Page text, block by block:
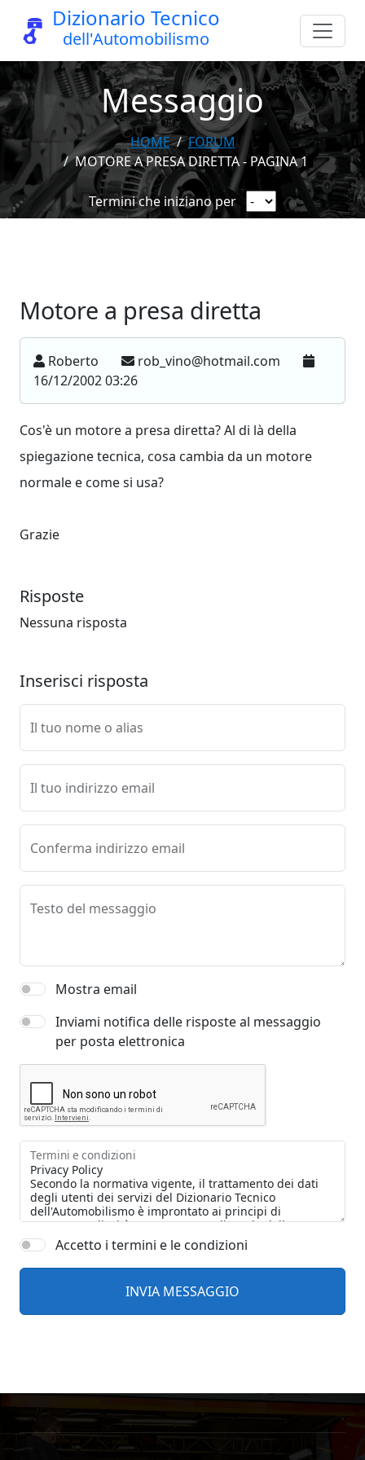
Dizionario Tecnico
dell'Automobilismo
Messaggio
HOME
FORUM
MOTORE A PRESA DIRETTA - PAGINA 1
Termini che iniziano per
Motore a presa diretta
Roberto
rob_vino@hotmail.com
16/12/2002 03:26
Cos'è un motore a presa diretta? Al di là della
spiegazione tecnica, cosa cambia da un motore
normale e come si usa?
Grazie
Risposte
Nessuna risposta
Inserisci risposta
Il tuo nome o alias
Il tuo indirizzo email
Conferma indirizzo email
Testo del messaggio
Mostra email
Inviami notifica delle risposte al messaggio
per posta elettronica
Termini e condizioni
Accetto i termini e le condizioni